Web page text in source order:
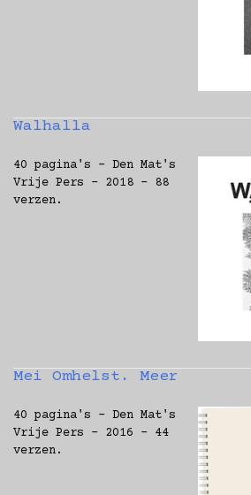
Walhalla
40 pagina's - Den Mat's
Vrije Pers - 2018 - 88
verzen.
Mei Omhelst. Meer
40 pagina's - Den Mat's
Vrije Pers - 2016 - 44
verzen.